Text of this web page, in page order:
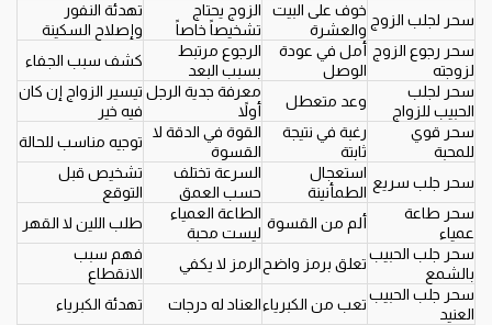
سحر لجلب الزوج
خوف على البيت
والعشرة
الزوج يحتاج
تشخيصاً خاصاً
تهدئة النفور
وإصلاح السكينة
سحر رجوع الزوج
لزوجته
أمل في عودة
الوصل
الرجوع مرتبط
بسبب البعد
كشف سبب الجفاء
سحر لجلب
الحبيب للزواج
وعد متعطل
معرفة جدية الرجل
أولاً
تيسير الزواج إن كان
فيه خير
سحر قوي
للمحبة
رغبة في نتيجة
ثابتة
القوة في الدقة لا
القسوة
توجيه مناسب للحالة
سحر جلب سريع
استعجال
الطمأنينة
السرعة تختلف
حسب العمق
تشخيص قبل
التوقع
سحر طاعة
عمياء
ألم من القسوة
الطاعة العمياء
ليست محبة
طلب اللين لا القهر
سحر جلب الحبيب
بالشمع
تعلق برمز واضحالرمز لا يكفي
فهم سبب
الانقطاع
سحر جلب الحبيب
العنيد
تعب من الكبرياءالعناد له درجات
تهدئة الكبرياء